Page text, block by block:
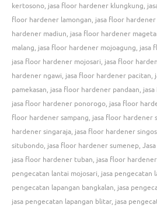
kertosono, jasa floor hardener klungkung,
floor hardener lamongan, jasa floor hardener
hardener madiun, jasa floor hardener
malang, jasa floor hardener mojoagung, jasa
jasa floor hardener mojosari, jasa floor
hardener ngawi, jasa floor hardener pacitan,
pamekasan, jasa floor hardener pandaan,
jasa floor hardener ponorogo, jasa floor
floor hardener sampang, jasa floor hardener
hardener singaraja, jasa floor hardener
situbondo, jasa floor hardener sumenep,
jasa floor hardener tuban, jasa floor
pengecatan lantai mojosari, jasa pengecatan
pengecatan lapangan bangkalan, jasa
jasa pengecatan lapangan blitar, jasa